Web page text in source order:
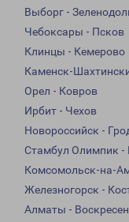
Выборг -
Чебоксары - Псков
Клинцы - Кемерово
Каменск-
Орел - Ковров
Ирбит - Чехов
Новороссийск -
Стамбул Олимпик -
Комсомольск-на-
Железногорск -
Алматы -